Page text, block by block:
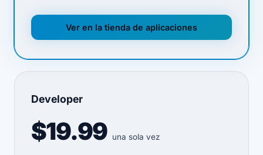
Ver en la tienda de aplicaciones
(opens in new tab)
Developer
$19.99 una sola vez